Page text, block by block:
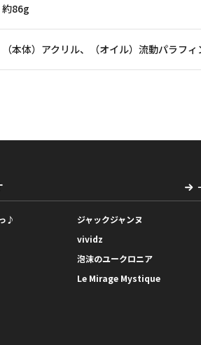
約86g
（本体）アクリル、（オイル）流動パラフ
♪
ジャックジャンヌ
vividz
泡沫のユークロニア
Le Mirage Mystique